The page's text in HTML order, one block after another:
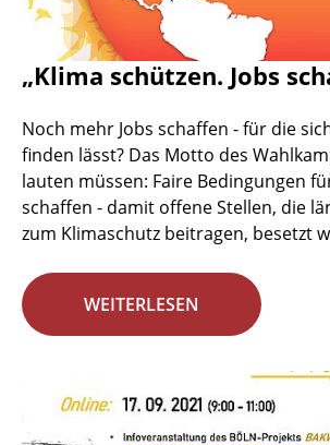
„Klima schützen. Jobs
Noch mehr Jobs schaffen - für die
finden lässt? Das Motto des
lauten müssen: Faire Bedingungen
schaffen - damit offene Stellen, die
zum Klimaschutz beitragen, besetzt
WEITERLESEN